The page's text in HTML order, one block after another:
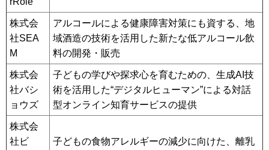
株式会
社SEA
M
アルコールによる健康障害対策にも資する、地
域酒造の技術を活用した新たな低アルコール飲
料の開発・販売
株式会
社バシ
ョウズ
子どもの学びや探求心を育むための、生成AI技
術を活用した“デジタルヒューマン”による対話
型オンライン知育サービスの提供
株式会
社ビ
子どもの食物アレルギーの減少に向けた、離乳